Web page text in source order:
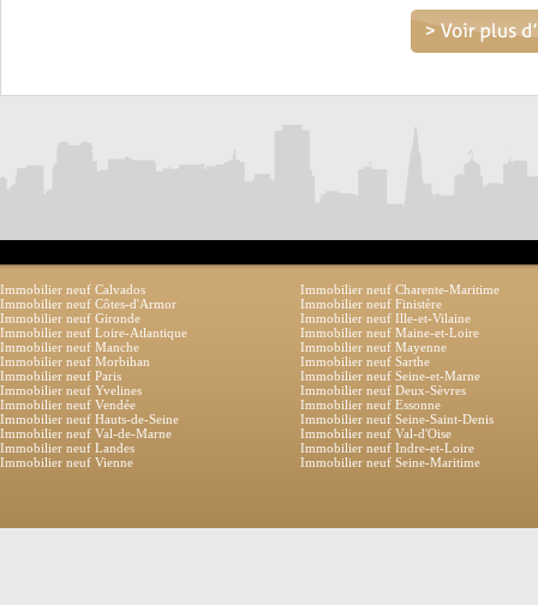
Immobilier neuf Calvados
Immobilier neuf Charente-Maritime
Immobilier neuf Côtes-d'Armor
Immobilier neuf Finistère
Immobilier neuf Gironde
Immobilier neuf Ille-et-Vilaine
Immobilier neuf Loire-Atlantique
Immobilier neuf Maine-et-Loire
Immobilier neuf Manche
Immobilier neuf Mayenne
Immobilier neuf Morbihan
Immobilier neuf Sarthe
Immobilier neuf Paris
Immobilier neuf Seine-et-Marne
Immobilier neuf Yvelines
Immobilier neuf Deux-Sèvres
Immobilier neuf Vendée
Immobilier neuf Essonne
Immobilier neuf Hauts-de-Seine
Immobilier neuf Seine-Saint-Denis
Immobilier neuf Val-de-Marne
Immobilier neuf Val-d'Oise
Immobilier neuf Landes
Immobilier neuf Indre-et-Loire
Immobilier neuf Vienne
Immobilier neuf Seine-Maritime